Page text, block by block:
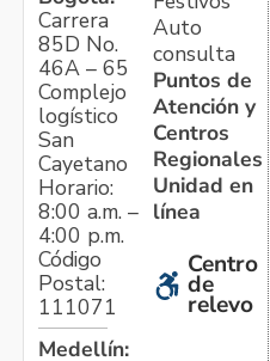
Carrera
85D No.
46A – 65
Complejo
logístico
San
Cayetano
Horario:
8:00 a.m. –
4:00 p.m.
Código
Postal:
111071
Medellín:
Auto
consulta
Puntos de
Atención y
Centros
Regionales
Unidad en
línea
Centro
de
relevo